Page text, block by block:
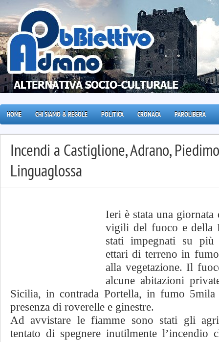
HOME CHI SIAMO & REGOLE POLITICA CRONACA PAROLIBERA
Incendi a Castiglione, Adrano,
Linguaglossa
Ieri è stata una
vigili del fuoco e della
stati impegnati su
ettari di terreno in
alla vegetazione. Il
alcune abitazioni
Sicilia, in contrada Portella, in fumo
presenza di roverelle e ginestre.
Ad avvistare le fiamme sono stati gli
tentato di spegnere inutilmente l’incendio